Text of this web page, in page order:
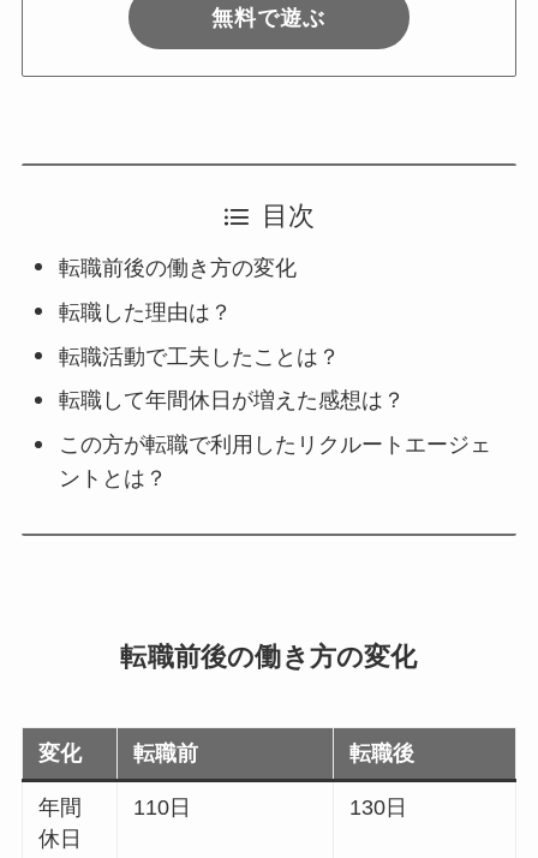
無料で遊ぶ
目次
転職前後の働き方の変化
転職した理由は？
転職活動で工夫したことは？
転職して年間休日が増えた感想は？
この方が転職で利用したリクルートエージェ
ントとは？
転職前後の働き方の変化
変化 転職前 転職後
年間
休日
110日 130日